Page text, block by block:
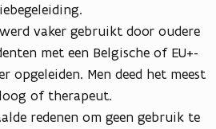
vaker gebruikt door oudere
met een Belgische of EU+-
opgeleiden. Men deed het meest
of therapeut.
redenen om geen gebruik te